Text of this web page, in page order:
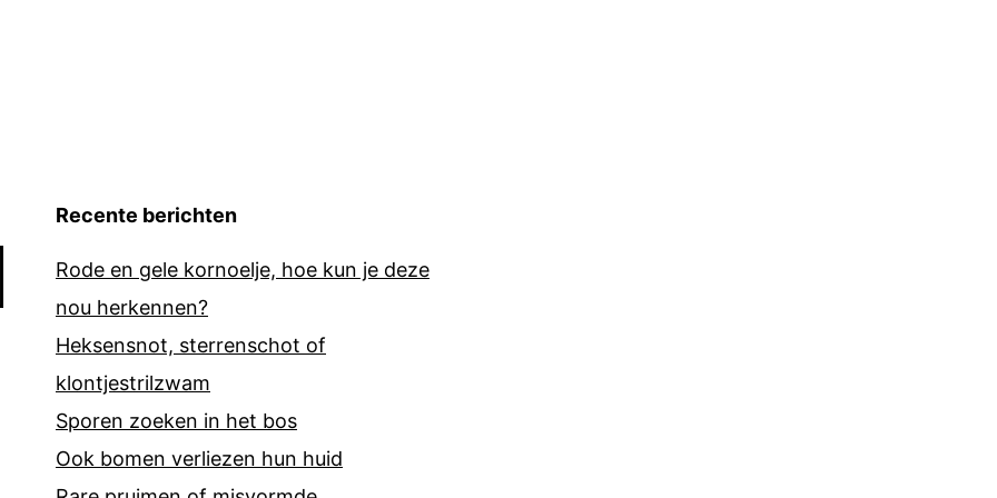
Recente berichten
Rode en gele kornoelje, hoe kun je deze
nou herkennen?
Heksensnot, sterrenschot of
klontjestrilzwam
Sporen zoeken in het bos
Ook bomen verliezen hun huid